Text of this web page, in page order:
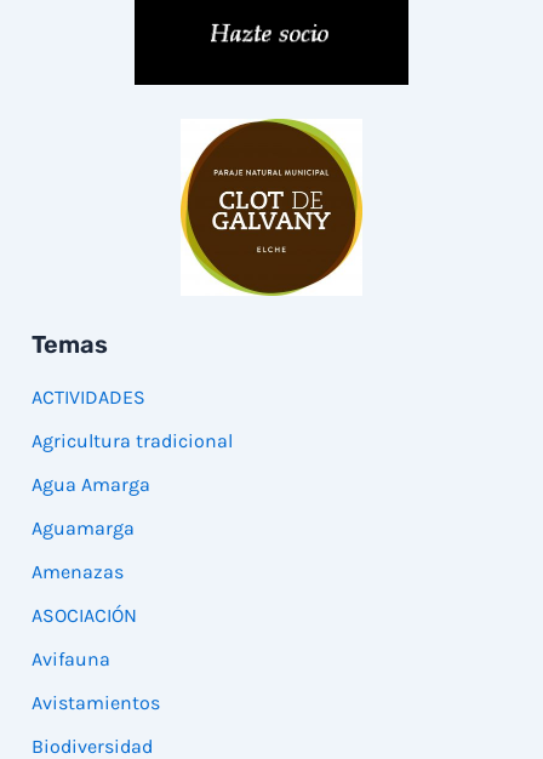
Temas
ACTIVIDADES
Agricultura tradicional
Agua Amarga
Aguamarga
Amenazas
ASOCIACIÓN
Avifauna
Avistamientos
Biodiversidad